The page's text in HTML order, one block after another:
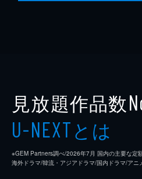
見放題作品数
U-NEXTとは
※GEM Partners調べ/2026年7⽉ 国内の主要な定
海外ドラマ/韓流・アジアドラマ/国内ドラマ/アニ